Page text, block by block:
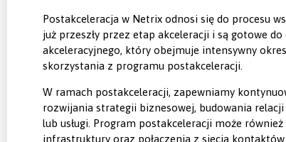
Postakceleracja w Netrix odnosi się do procesu
już przeszły przez etap akceleracji i są gotowe
akceleracyjnego, który obejmuje intensywny
skorzystania z programu postakceleracji.
W ramach postakceleracji, zapewniamy
rozwijania strategii biznesowej, budowania
lub usługi. Program postakceleracji może
infrastruktury oraz połączenia z siecią